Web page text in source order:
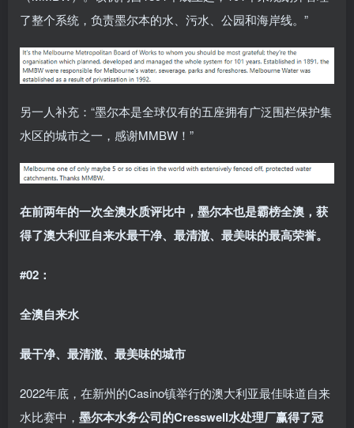
了整个系统，负责墨尔本的水、污水、公园和海岸线。”
另一人补充：“墨尔本是全球仅有的五座拥有广泛围栏保护集
水区的城市之一，感谢MMBW！”
在前两年的一次全澳水质评比中，墨尔本也是霸榜全澳，获
得了澳大利亚自来水最干净、最清澈、最美味的最高荣誉。
#02：
全澳自来水
最干净、最清澈、最美味的城市
2022年底，在新州的Casino镇举行的澳大利亚最佳味道自来
水比赛中， 墨尔本水务公司的Cresswell水处理厂赢得了冠